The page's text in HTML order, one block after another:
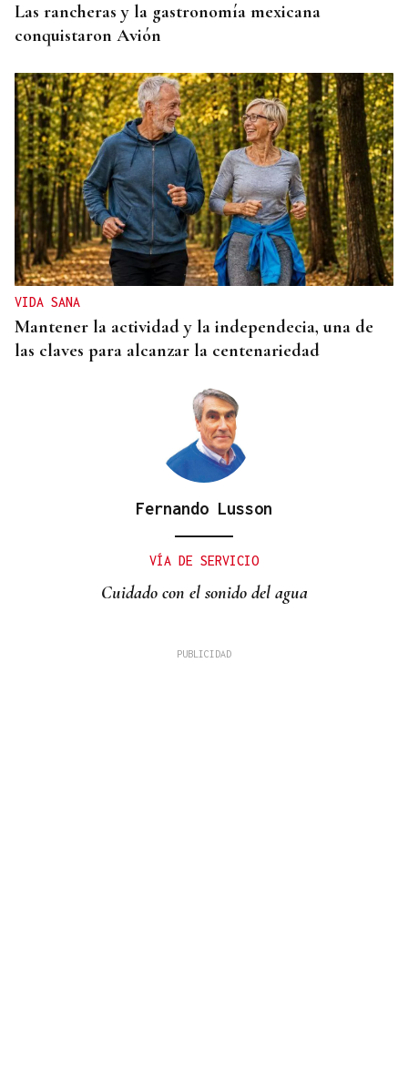
Las rancheras y la gastronomía mexicana
conquistaron Avión
VIDA SANA
Mantener la actividad y la independecia, una de
las claves para alcanzar la centenariedad
Fernando Lusson
VÍA DE SERVICIO
Cuidado con el sonido del agua